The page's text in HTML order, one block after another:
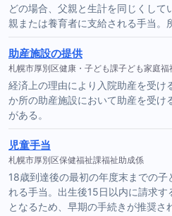
どの場合、父親と生計を同じくし
親または養育者に支給される手当。
助産施設の提供
札幌市厚別区健康・子ども課子ども家庭福
経済上の理由により入院助産を受け
か所の助産施設において助産を受け
がある。
児童手当
札幌市厚別区保健福祉課福祉助成係
18歳到達後の最初の年度末までの子
れる手当。出生後15日以内に請求
となるため、早期の手続きが推奨さ